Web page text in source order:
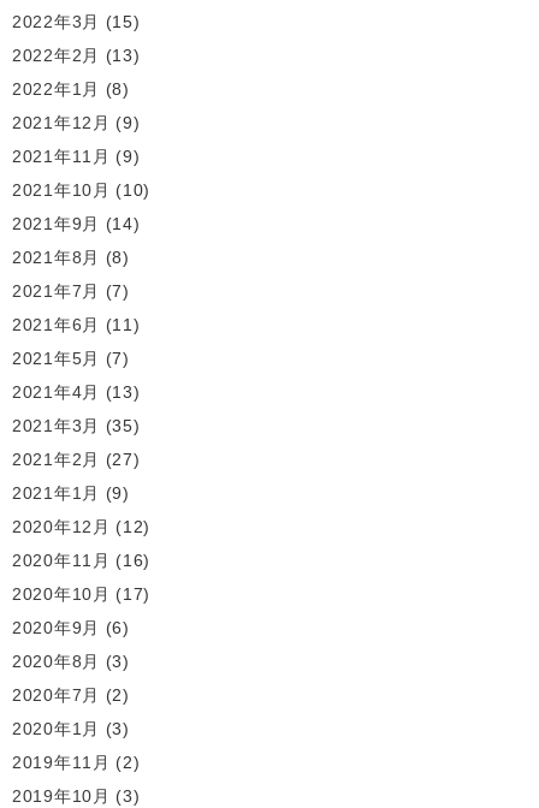
2022年3月
(15)
2022年2月
(13)
2022年1月
(8)
2021年12月 (9)
2021年11月 (9)
2021年10月 (10)
2021年9月
(14)
2021年8月
(8)
2021年7月
(7)
2021年6月
(11)
2021年5月
(7)
2021年4月
(13)
2021年3月
(35)
2021年2月
(27)
2021年1月
(9)
2020年12月 (12)
2020年11月 (16)
2020年10月 (17)
2020年9月
(6)
2020年8月
(3)
2020年7月
(2)
2020年1月
(3)
2019年11月 (2)
2019年10月 (3)